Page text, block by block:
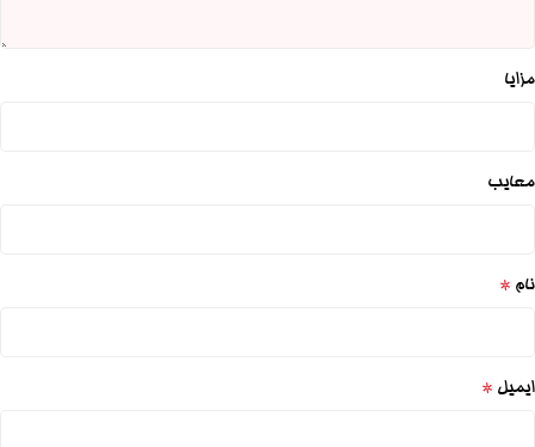
مزایا
معایب
نام *
ایمیل *